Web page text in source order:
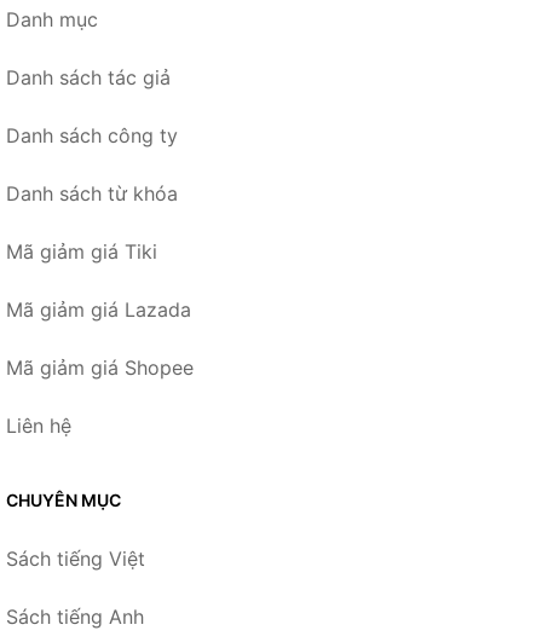
Danh mục
Danh sách tác giả
Danh sách công ty
Danh sách từ khóa
Mã giảm giá Tiki
Mã giảm giá Lazada
Mã giảm giá Shopee
Liên hệ
CHUYÊN MỤC
Sách tiếng Việt
Sách tiếng Anh